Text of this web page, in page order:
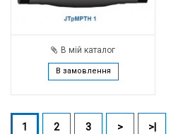
В мій каталог
В замовлення
1 2 3 > >|